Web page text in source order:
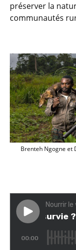
préserver la
communautés
Brenteh Ngogne et